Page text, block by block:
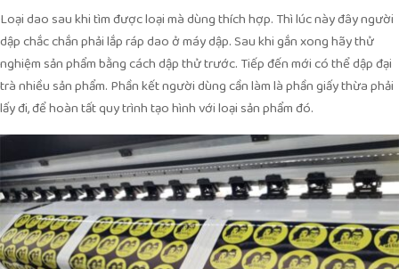
Loại dao sau khi tìm được loại mà dùng thích hợp. Thì lúc này đây người
dập chắc chắn phải lắp ráp dao ở máy dập. Sau khi gắn xong hãy thử
nghiệm sản phẩm bằng cách dập thử trước. Tiếp đến mới có thể dập đại
trà nhiều sản phẩm. Phần kết người dùng cần làm là phần giấy thừa phải
lấy đi, để hoàn tất quy trình tạo hình với loại sản phẩm đó.